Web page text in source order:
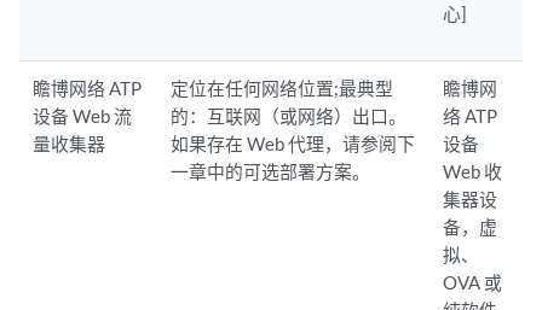
心]
瞻博网络 ATP
设备 Web 流
量收集器
定位在任何网络位置;最典型
的：互联网（或网络）出口。
如果存在 Web 代理，请参阅下
一章中的可选部署方案。
瞻博网
络 ATP
设备
Web 收
集器设
备，虚
拟、
OVA 或